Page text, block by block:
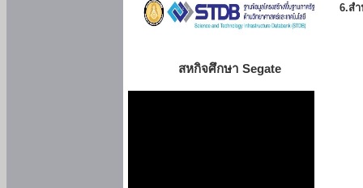
สหกิจศึกษา Segate
6.ส